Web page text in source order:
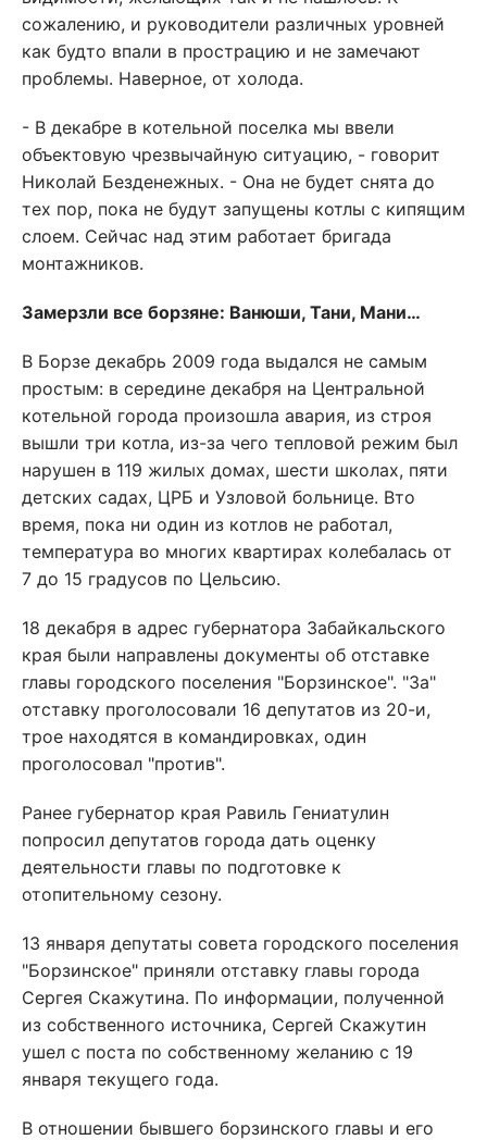
сожалению, и руководители различных уровней
как будто впали в прострацию и не замечают
проблемы. Наверное, от холода.
- В декабре в котельной поселка мы ввели
объектовую чрезвычайную ситуацию, - говорит
Николай Безденежных. - Она не будет снята до
тех пор, пока не будут запущены котлы с кипящим
слоем. Сейчас над этим работает бригада
монтажников.
Замерзли все борзяне: Ванюши, Тани, Мани…
В Борзе декабрь 2009 года выдался не самым
простым: в середине декабря на Центральной
котельной города произошла авария, из строя
вышли три котла, из-за чего тепловой режим был
нарушен в 119 жилых домах, шести школах, пяти
детских садах, ЦРБ и Узловой больнице. Вто
время, пока ни один из котлов не работал,
температура во многих квартирах колебалась от
7 до 15 градусов по Цельсию.
18 декабря в адрес губернатора Забайкальского
края были направлены документы об отставке
главы городского поселения "Борзинское". "За"
отставку проголосовали 16 депутатов из 20-и,
трое находятся в командировках, один
проголосовал "против".
Ранее губернатор края Равиль Гениатулин
попросил депутатов города дать оценку
деятельности главы по подготовке к
отопительному сезону.
13 января депутаты совета городского поселения
"Борзинское" приняли отставку главы города
Сергея Скажутина. По информации, полученной
из собственного источника, Сергей Скажутин
ушел с поста по собственному желанию с 19
января текущего года.
В отношении бывшего борзинского главы и его